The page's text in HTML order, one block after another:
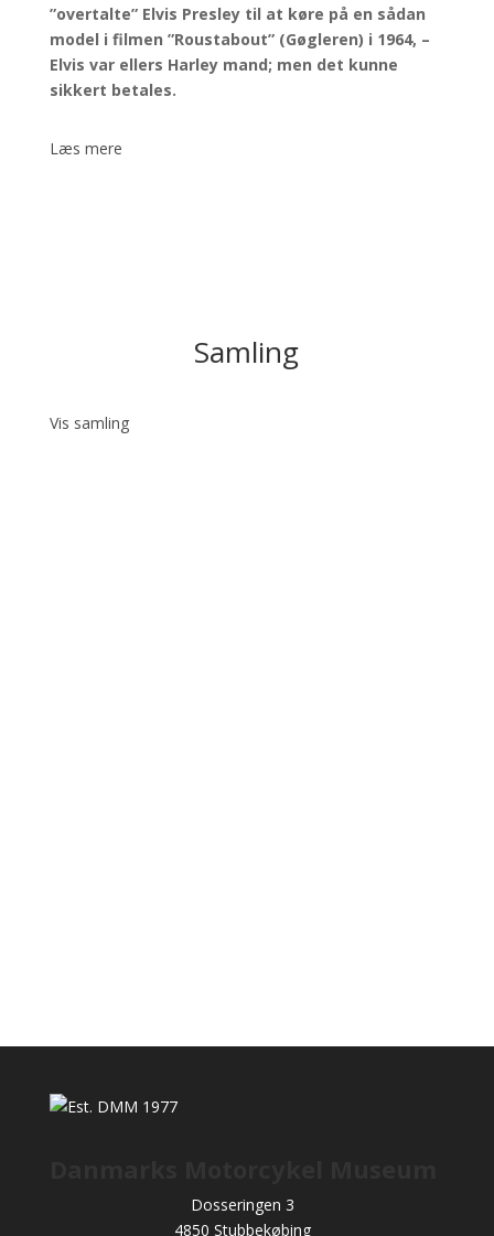
”overtalte” Elvis Presley til at køre på en sådan
model i filmen ”Roustabout” (Gøgleren) i 1964, –
Elvis var ellers Harley mand; men det kunne
sikkert betales.
Læs mere
Samling
Vis samling
Dosseringen 3
4850 Stubbekøbing